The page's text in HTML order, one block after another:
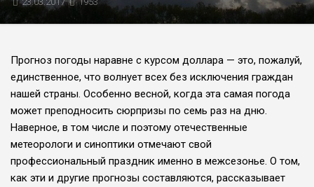
Прогноз погоды наравне с курсом доллара — это, пожалуй,
единствен­ное, что волнует всех без исключения граждан
нашей страны. Особенно вес­ной, когда эта самая погода
может пре­подносить сюрпризы по семь раз на дню.
Наверное, в том числе и поэтому отечественные
метеорологи и синопти­ки отмечают свой
профессиональный праздник именно в межсезонье. О том,
как эти и другие прогнозы составляют­ся, рассказывает